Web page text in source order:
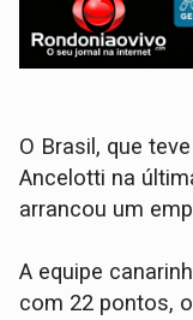
O Brasil, que
Ancelotti na
arrancou um
A equipe
com 22 pontos,